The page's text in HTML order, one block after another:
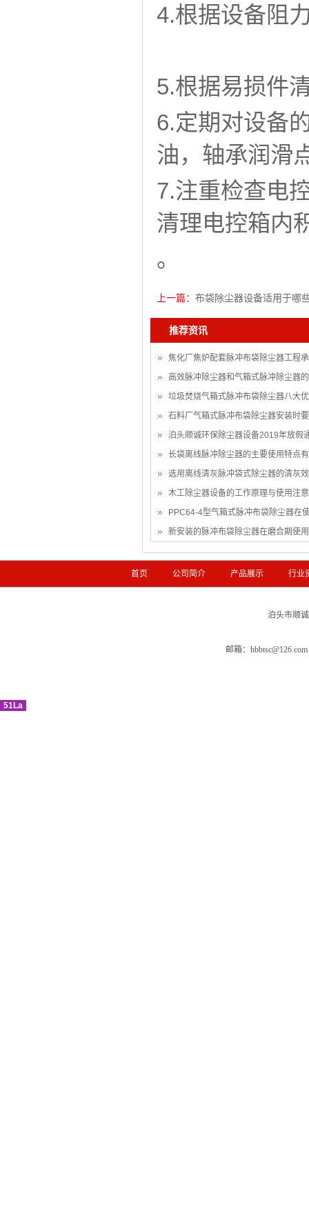
4.根据设备阻
5.根据易损件
6.定期对设备
油，轴承润滑
7.注重检查电
清理电控箱内
。
上一篇： 布袋除尘器设备适用于哪
推荐资讯
焦化厂焦炉配套脉冲布袋除尘器工程
高效脉冲除尘器和气箱式脉冲除尘器
垃圾焚烧气箱式脉冲布袋除尘器八大
石料厂气箱式脉冲布袋除尘器安装时
泊头顺诚环保除尘器设备2019年放假
长袋离线脉冲除尘器的主要使用特点
选用离线清灰脉冲袋式除尘器的清灰
木工除尘器设备的工作原理与使用注
PPC64-4型气箱式脉冲布袋除尘器在
新安装的脉冲布袋除尘器在磨合期使
首页 公司简介 产品展示 行业
泊头市顺
邮箱：
51La